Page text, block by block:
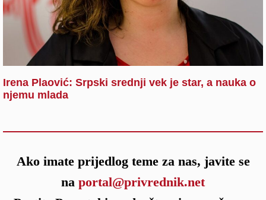
Irena Plaović: Srpski srednji vek je star, a nauka o
njemu mlada
Ako imate prijedlog teme za nas, javite se
na portal@privrednik.net